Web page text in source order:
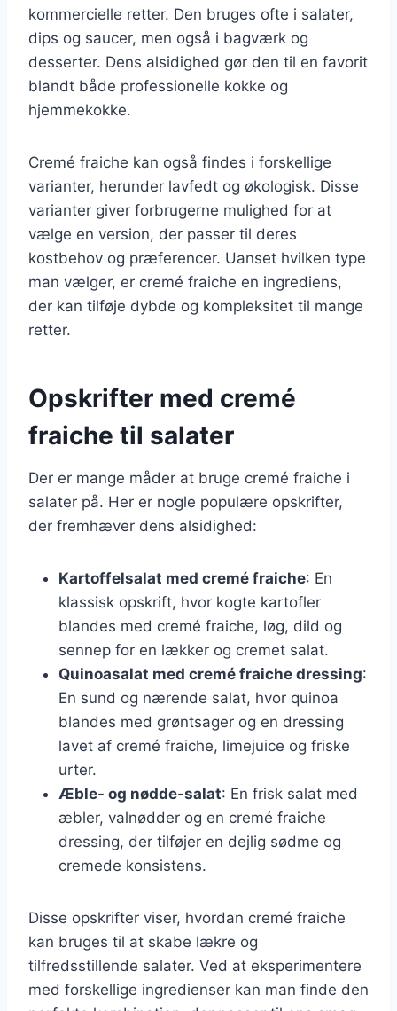
kommercielle retter. Den bruges ofte i salater,
dips og saucer, men også i bagværk og
desserter. Dens alsidighed gør den til en favorit
blandt både professionelle kokke og
hjemmekokke.
Cremé fraiche kan også findes i forskellige
varianter, herunder lavfedt og økologisk. Disse
varianter giver forbrugerne mulighed for at
vælge en version, der passer til deres
kostbehov og præferencer. Uanset hvilken type
man vælger, er cremé fraiche en ingrediens,
der kan tilføje dybde og kompleksitet til mange
retter.
Opskrifter med cremé
fraiche til salater
Der er mange måder at bruge cremé fraiche i
salater på. Her er nogle populære opskrifter,
der fremhæver dens alsidighed:
Kartoffelsalat med cremé fraiche: En
klassisk opskrift, hvor kogte kartofler
blandes med cremé fraiche, løg, dild og
sennep for en lækker og cremet salat.
Quinoasalat med cremé fraiche dressing:
En sund og nærende salat, hvor quinoa
blandes med grøntsager og en dressing
lavet af cremé fraiche, limejuice og friske
urter.
Æble- og nødde-salat: En frisk salat med
æbler, valnødder og en cremé fraiche
dressing, der tilføjer en dejlig sødme og
cremede konsistens.
Disse opskrifter viser, hvordan cremé fraiche
kan bruges til at skabe lækre og
tilfredsstillende salater. Ved at eksperimentere
med forskellige ingredienser kan man finde den